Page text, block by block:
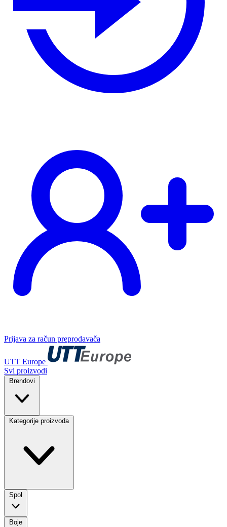
Prijava za račun preprodavača
UTT Europe
Svi proizvodi
Brendovi
Kategorije proizvoda
Spol
Boje